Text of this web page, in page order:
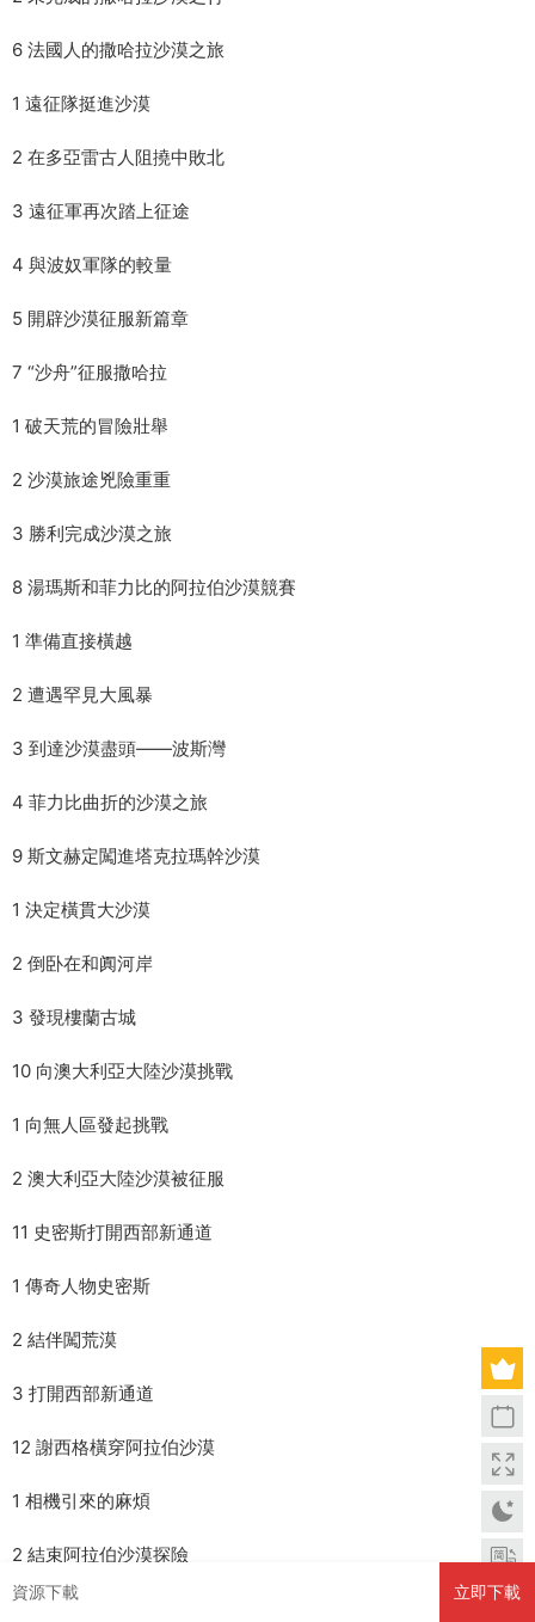
6 法國人的撒哈拉沙漠之旅
1 遠征隊挺進沙漠
2 在多亞雷古人阻撓中敗北
3 遠征軍再次踏上征途
4 與波奴軍隊的較量
5 開辟沙漠征服新篇章
7 “沙舟”征服撒哈拉
1 破天荒的冒險壯舉
2 沙漠旅途兇險重重
3 勝利完成沙漠之旅
8 湯瑪斯和菲力比的阿拉伯沙漠競賽
1 準備直接橫越
2 遭遇罕見大風暴
3 到達沙漠盡頭——波斯灣
4 菲力比曲折的沙漠之旅
9 斯文赫定闖進塔克拉瑪幹沙漠
1 決定橫貫大沙漠
2 倒卧在和阗河岸
3 發現樓蘭古城
10 向澳大利亞大陸沙漠挑戰
1 向無人區發起挑戰
2 澳大利亞大陸沙漠被征服
11 史密斯打開西部新通道
1 傳奇人物史密斯
2 結伴闖荒漠
3 打開西部新通道
12 謝西格橫穿阿拉伯沙漠
1 相機引來的麻煩
2 結束阿拉伯沙漠探險
13 隻身跨越阿拉萬到瓦拉塔地區
資源下載 立即下載